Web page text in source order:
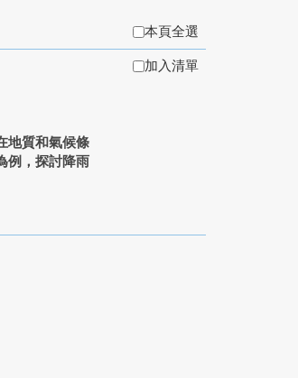
本頁全選
地質和氣候條
例，探討降雨
加入清單